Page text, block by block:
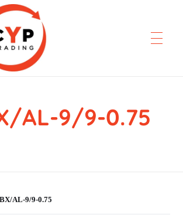
AL-9/9-0.75
AL-9/9-0.75